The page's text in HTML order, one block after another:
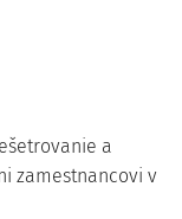
a
zamestnancovi v